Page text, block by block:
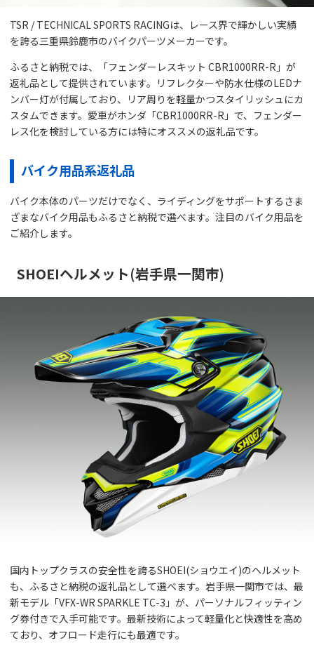
TSR / TECHNICAL SPORTS RACINGは、レース界で輝かしい実績
を誇る三重県鈴鹿市のバイクパーツメーカーです。
ふるさと納税では、「フェンダーレスキット CBR1000RR-R」が
返礼品として提供されています。リフレクターや防水仕様のLEDナ
ンバー灯が付属しており、リア周りを軽量かつスタイリッシュにカ
スタムできます。愛車がホンダ「CBR1000RR-R」で、フェンダー
レス化を検討している方には特にオススメの返礼品です。
バイク用品系返礼品
バイク本体のパーツだけでなく、ライディングをサポートするさま
ざまなバイク用品もふるさと納税で選べます。注目のバイク用品を
ご紹介します。
SHOEIヘルメット(岩手県一関市)
国内トップクラスの安全性を誇るSHOEI(ショウエイ)のヘルメット
も、ふるさと納税の返礼品として選べます。岩手県一関市では、最
新モデル「VFX-WR SPARKLE TC-3」が、パーソナルフィッティン
グ券付きで入手可能です。最新技術によって軽量化と快適性を高め
ており、オフロード走行にも最適です。